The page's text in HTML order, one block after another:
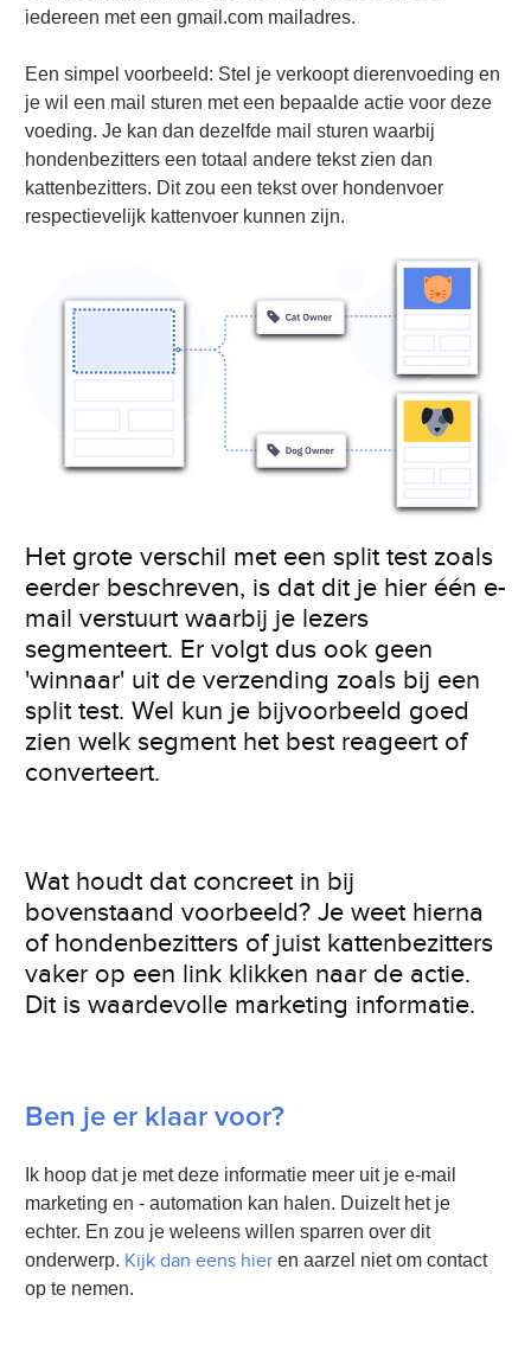
iedereen met een gmail.com mailadres.
Een simpel voorbeeld: Stel je verkoopt dierenvoeding en
je wil een mail sturen met een bepaalde actie voor deze
voeding. Je kan dan dezelfde mail sturen waarbij
hondenbezitters een totaal andere tekst zien dan
kattenbezitters. Dit zou een tekst over hondenvoer
respectievelijk kattenvoer kunnen zijn.
Het grote verschil met een split test zoals
eerder beschreven, is dat dit je hier één e-
mail verstuurt waarbij je lezers
segmenteert. Er volgt dus ook geen
'winnaar' uit de verzending zoals bij een
split test. Wel kun je bijvoorbeeld goed
zien welk segment het best reageert of
converteert.
Wat houdt dat concreet in bij
bovenstaand voorbeeld? Je weet hierna
of hondenbezitters of juist kattenbezitters
vaker op een link klikken naar de actie.
Dit is waardevolle marketing informatie.
Ben je er klaar voor?
Ik hoop dat je met deze informatie meer uit je e-mail
marketing en - automation kan halen. Duizelt het je
echter. En zou je weleens willen sparren over dit
onderwerp. Kijk dan eens hier en aarzel niet om contact
op te nemen.